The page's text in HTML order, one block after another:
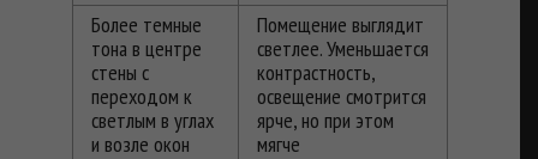
Более темные
тона в центре
стены с
переходом к
светлым в углах
и возле окон
Помещение выглядит
светлее. Уменьшается
контрастность,
освещение смотрится
ярче, но при этом
мягче